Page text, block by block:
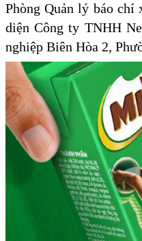
Phòng Quản lý báo chí
diện Công ty TNHH
nghiệp Biên Hòa 2,